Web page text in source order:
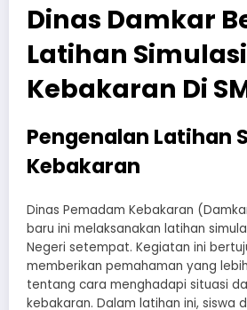
Dinas Damkar
Latihan Simulasi
Kebakaran Di
Pengenalan Latihan
Kebakaran
Dinas Pemadam Kebakaran
baru ini melaksanakan latihan
Negeri setempat. Kegiatan ini
memberikan pemahaman yang
tentang cara menghadapi situasi
kebakaran. Dalam latihan ini, siswa